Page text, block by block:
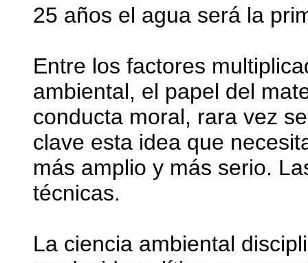
25 años el agua será la
Entre los factores
ambiental, el papel del
conducta moral, rara vez
clave esta idea que
más amplio y más serio.
técnicas.
La ciencia ambiental